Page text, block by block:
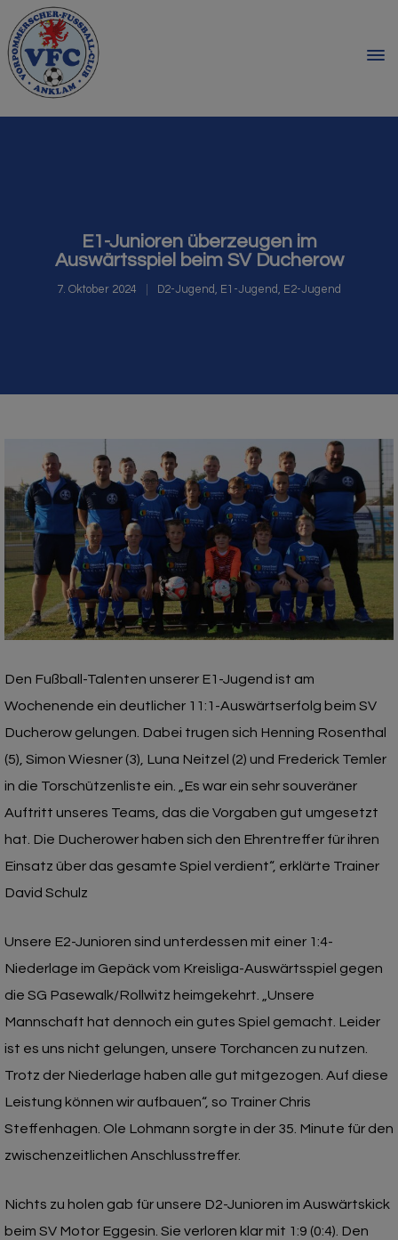
E1-Junioren überzeugen im
Auswärtsspiel beim SV Ducherow
7. Oktober 2024 D2-Jugend, E1-Jugend, E2-Jugend
Den Fußball-Talenten unserer E1-Jugend ist am
Wochenende ein deutlicher 11:1-Auswärtserfolg beim SV
Ducherow gelungen. Dabei trugen sich Henning Rosenthal
(5), Simon Wiesner (3), Luna Neitzel (2) und Frederick Temler
in die Torschützenliste ein. „Es war ein sehr souveräner
Auftritt unseres Teams, das die Vorgaben gut umgesetzt
hat. Die Ducherower haben sich den Ehrentreffer für ihren
Einsatz über das gesamte Spiel verdient“, erklärte Trainer
David Schulz
Unsere E2-Junioren sind unterdessen mit einer 1:4-
Niederlage im Gepäck vom Kreisliga-Auswärtsspiel gegen
die SG Pasewalk/Rollwitz heimgekehrt. „Unsere
Mannschaft hat dennoch ein gutes Spiel gemacht. Leider
ist es uns nicht gelungen, unsere Torchancen zu nutzen.
Trotz der Niederlage haben alle gut mitgezogen. Auf diese
Leistung können wir aufbauen“, so Trainer Chris
Steffenhagen. Ole Lohmann sorgte in der 35. Minute für den
zwischenzeitlichen Anschlusstreffer.
Nichts zu holen gab für unsere D2-Junioren im Auswärtskick
beim SV Motor Eggesin. Sie verloren klar mit 1:9 (0:4). Den